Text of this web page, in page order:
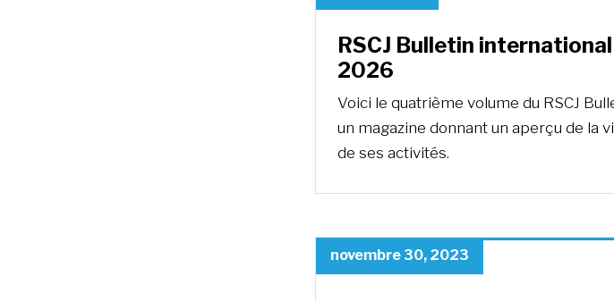
RSCJ Bulletin
2026
Voici le quatrième volume du RSCJ
un magazine donnant un aperçu de la
de ses activités.
novembre 30, 2023